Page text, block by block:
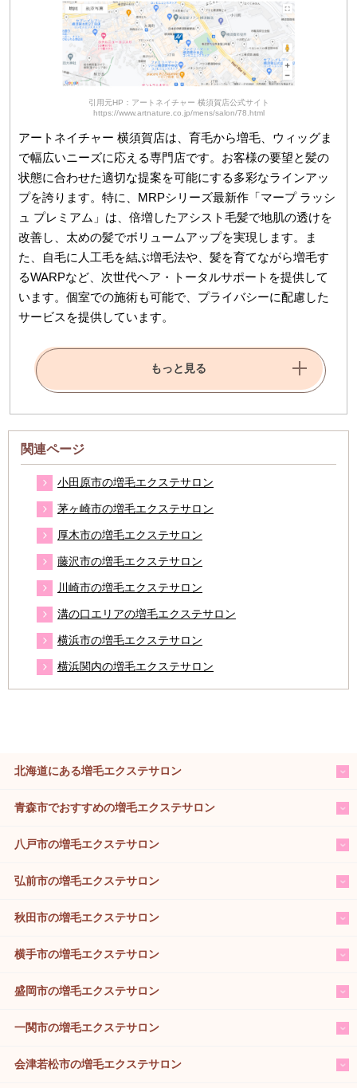
引用元HP：アートネイチャー 横須賀店公式サイト
https://www.artnature.co.jp/mens/salon/78.html
アートネイチャー 横須賀店は、育毛から増毛、ウィッグま
で幅広いニーズに応える専門店です。お客様の要望と髪の
状態に合わせた適切な提案を可能にする多彩なラインアッ
プを誇ります。特に、MRPシリーズ最新作「マープ ラッシ
ュ プレミアム」は、倍増したアシスト毛髪で地肌の透けを
改善し、太めの髪でボリュームアップを実現します。ま
た、自毛に人工毛を結ぶ増毛法や、髪を育てながら増毛す
るWARPなど、次世代ヘア・トータルサポートを提供して
います。個室での施術も可能で、プライバシーに配慮した
サービスを提供しています。
もっと見る
関連ページ
小田原市の増毛エクステサロン
茅ヶ崎市の増毛エクステサロン
厚木市の増毛エクステサロン
藤沢市の増毛エクステサロン
川崎市の増毛エクステサロン
溝の口エリアの増毛エクステサロン
横浜市の増毛エクステサロン
横浜関内の増毛エクステサロン
北海道にある増毛エクステサロン
青森市でおすすめの増毛エクステサロン
八戸市の増毛エクステサロン
弘前市の増毛エクステサロン
秋田市の増毛エクステサロン
横手市の増毛エクステサロン
盛岡市の増毛エクステサロン
一関市の増毛エクステサロン
会津若松市の増毛エクステサロン